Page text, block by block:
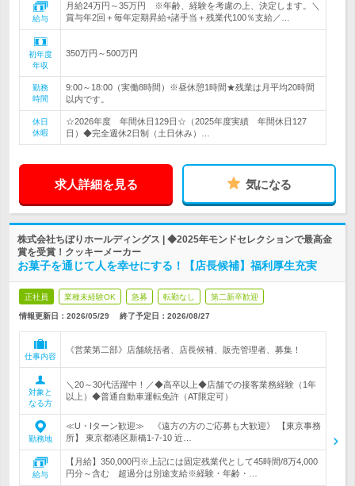
給与
月給24万円～35万円 ※年齢、経験を考慮の上、決定します。＼
賞与年2回＋毎年定期昇給+諸手当＋残業代100％支給／…
初年度
年収
350万円～500万円
勤務
時間
9:00～18:00（実働8時間）※昼休憩1時間★残業は月平均20時間
以内です。
休日
休暇
☆2026年度 年間休日129日☆（2025年度実績 年間休日127
日）◆完全週休2日制（土日休み）…
求人詳細を見る 気になる
株式会社ちぼりホールディングス | ◆2025年モンドセレクションで最高金
賞を受賞！クッキーメーカー
お菓子を通じて人を幸せにする！【店長候補】福利厚生充実
正社員 業種未経験OK 急募 転勤なし 第二新卒歓迎
情報更新日：2026/05/29 終了予定日： 2026/08/27
仕事内容
《営業第二部》店舗統括者、店長候補、販売管理者、募集！
対象と
なる方
＼20～30代活躍中！／◆高卒以上◆店舗での接客業務経験（1年
以上）◆普通自動車運転免許（AT限定可）
勤務地
≪U・Iターン歓迎≫ 《遠方の方のご応募も大歓迎》 【東京事務
所】 東京都港区新橋1-7-10 近…
給与
【月給】350,000円※上記には固定残業代として45時間/8万4,000
円分～含む 超過分は別途支給※経験・年齢・…